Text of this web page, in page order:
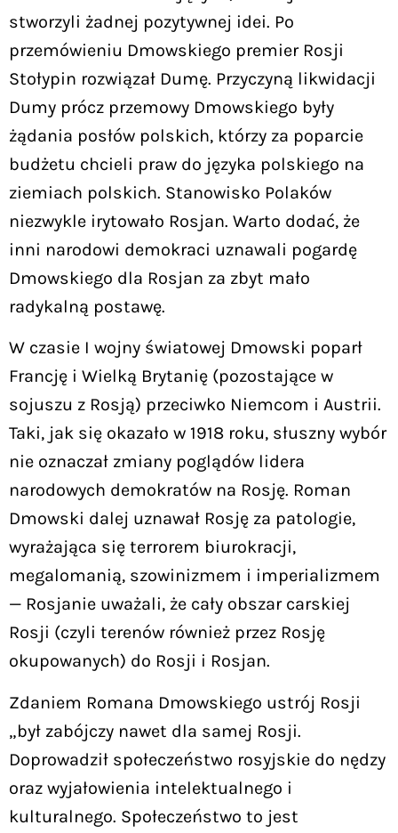
stworzyli żadnej pozytywnej idei. Po
przemówieniu Dmowskiego premier Rosji
Stołypin rozwiązał Dumę. Przyczyną likwidacji
Dumy prócz przemowy Dmowskiego były
żądania posłów polskich, którzy za poparcie
budżetu chcieli praw do języka polskiego na
ziemiach polskich. Stanowisko Polaków
niezwykle irytowało Rosjan. Warto dodać, że
inni narodowi demokraci uznawali pogardę
Dmowskiego dla Rosjan za zbyt mało
radykalną postawę.
W czasie I wojny światowej Dmowski poparł
Francję i Wielką Brytanię (pozostające w
sojuszu z Rosją) przeciwko Niemcom i Austrii.
Taki, jak się okazało w 1918 roku, słuszny wybór
nie oznaczał zmiany poglądów lidera
narodowych demokratów na Rosję. Roman
Dmowski dalej uznawał Rosję za patologie,
wyrażająca się terrorem biurokracji,
megalomanią, szowinizmem i imperializmem
— Rosjanie uważali, że cały obszar carskiej
Rosji (czyli terenów również przez Rosję
okupowanych) do Rosji i Rosjan.
Zdaniem Romana Dmowskiego ustrój Rosji
„był zabójczy nawet dla samej Rosji.
Doprowadził społeczeństwo rosyjskie do nędzy
oraz wyjałowienia intelektualnego i
kulturalnego. Społeczeństwo to jest